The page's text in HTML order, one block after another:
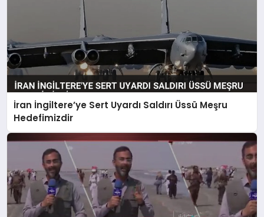
İran İngiltere’ye Sert Uyardı Saldırı Üssü Meşru
Hedefimizdir